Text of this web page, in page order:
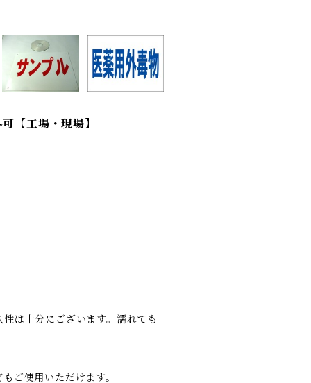
【工場・現場】
は十分にございます。濡れても
ご使用いただけます。